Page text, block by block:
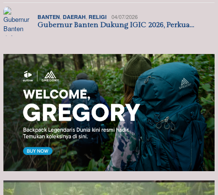
BANTEN, DAERAH, RELIGI 04/07/2026
Gubernur Banten Dukung IGIC 2026, Perkua…